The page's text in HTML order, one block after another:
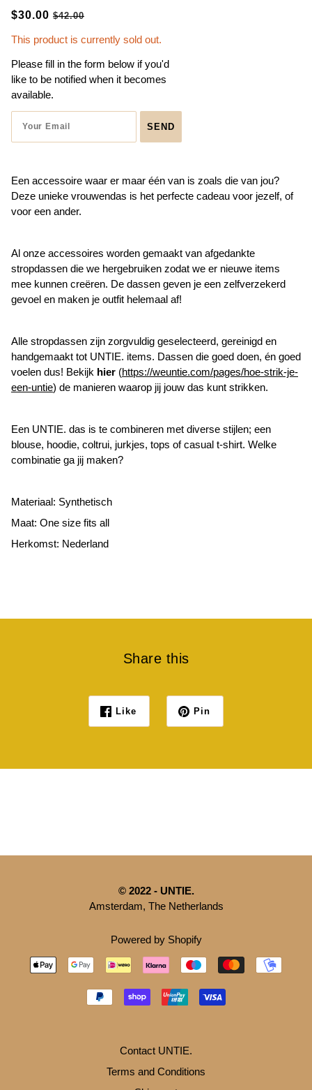
$30.00 $42.00
This product is currently sold out.
Please fill in the form below if you'd
like to be notified when it becomes
available.
Een accessoire waar er maar één van is zoals die van jou?
Deze unieke vrouwendas is het perfecte cadeau voor jezelf, of
voor een ander.
Al onze accessoires worden gemaakt van afgedankte
stropdassen die we hergebruiken zodat we er nieuwe items
mee kunnen creëren. De dassen geven je een zelfverzekerd
gevoel en maken je outfit helemaal af!
Alle stropdassen zijn zorgvuldig geselecteerd, gereinigd en
handgemaakt tot UNTIE. items. Dassen die goed doen, én goed
voelen dus! Bekijk hier (https://weuntie.com/pages/hoe-strik-je-
een-untie) de manieren waarop jij jouw das kunt strikken.
Een UNTIE. das is te combineren met diverse stijlen; een
blouse, hoodie, coltrui, jurkjes, tops of casual t-shirt. Welke
combinatie ga jij maken?
Materiaal: Synthetisch
Maat: One size fits all
Herkomst: Nederland
Share this
Like Pin
© 2022 - UNTIE.
Amsterdam, The Netherlands
Powered by Shopify
Contact UNTIE.
Terms and Conditions